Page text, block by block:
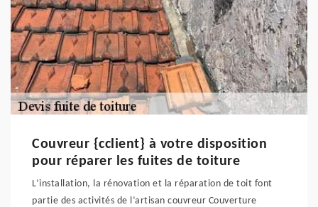
Couvreur {cclient} à votre disposition
pour réparer les fuites de toiture
L’installation, la rénovation et la réparation de toit font
partie des activités de l’artisan couvreur Couverture